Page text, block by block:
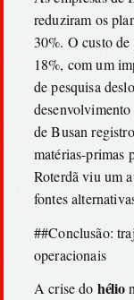
reduziram os
30%. O custo
18%, com um
de pesquisa
de Busan
matérias-primas
Roterdã viu um
fontes
##Conclusão:
operacionais
A crise do hélio